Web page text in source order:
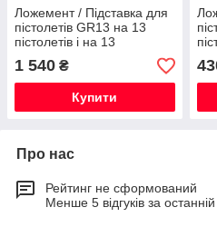
Ложемент / Підставка для
пістолетів GR13 на 13
пістолетів і на 13
магазинів
1 540 ₴
Купити
Про нас
Рейтинг не сформований
Менше 5 відгуків за останній